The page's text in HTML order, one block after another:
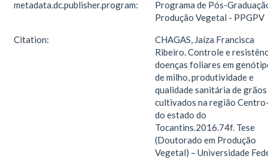
metadata.dc.publisher.program:
Programa de Pós-
Produção Vegetal - PPGPV
Citation:
CHAGAS, Jaíza Francisca
Ribeiro. Controle e
doenças foliares em
de milho, produtividade e
qualidade sanitária de grãos
cultivados na região
do estado do
Tocantins.2016.74f. Tese
(Doutorado em Produção
Vegetal) – Universidade